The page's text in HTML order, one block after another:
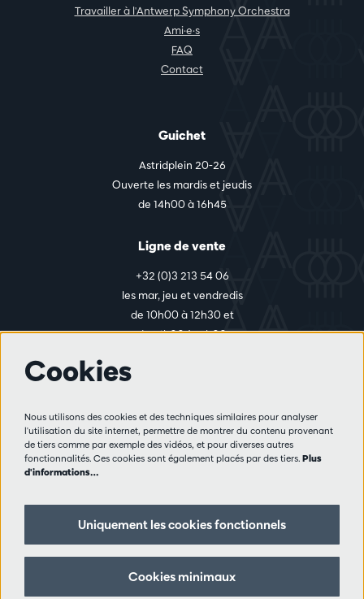
Travailler à l'Antwerp Symphony Orchestra
Ami·e·s
FAQ
Contact
Guichet
Astridplein 20-26
Ouverte les mardis et jeudis
de 14h00 à 16h45
Ligne de vente
+32 (0)3 213 54 06
les mar, jeu et vendredis
de 10h00 à 12h30 et
de 14h00 à 17h00
Règlement des visiteurs
Vie privée
Partenaires
Suivez nous
Cookies
Nous utilisons des cookies et des techniques similaires pour analyser
l'utilisation du site internet, permettre de montrer du contenu provenant
de tiers comme par exemple des vidéos, et pour diverses autres
fonctionnalités. Ces cookies sont également placés par des tiers. Plus
d'informations…
Uniquement les cookies fonctionnels
Cookies minimaux